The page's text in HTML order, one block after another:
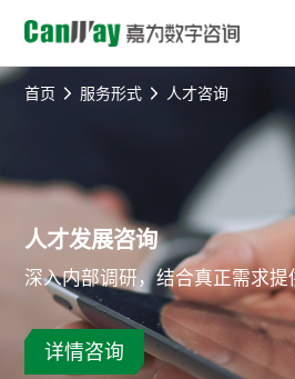
人才发展咨询
深入内部调研，结合真正需求
详情咨询
首页 服务形式 人才咨询